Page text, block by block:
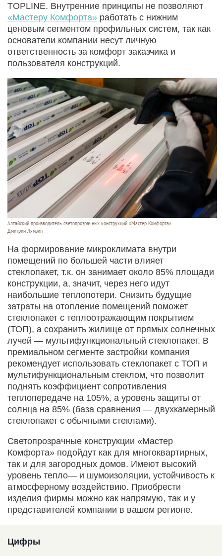
TOPLINE. Внутренние принципы не позволяют
«Мастеру Комфорта» работать с нижним
ценовым сегментом профильных систем, так как
основатели компании несут личную
ответственность за комфорт заказчика и
пользователя конструкций.
Алтайский производитель светопрозрачных конструкций «Мастер Комфорта».
Дмитрий Лямзин
На формирование микроклимата внутри
помещений по большей части влияет
стеклопакет, т.к. он занимает около 85% площади
конструкции, а, значит, через него идут
наибольшие теплопотери. Снизить будущие
затраты на отопление помещений поможет
стеклопакет с теплоотражающим покрытием
(ТОП), а сохранить жилище от прямых солнечных
лучей — мультифункциональный стеклопакет. В
премиальном сегменте застройки компания
рекомендует использовать стеклопакет с ТОП и
мультифункциональным стеклом, что позволит
поднять коэффициент сопротивления
теплопередаче на 105%, а уровень защиты от
солнца на 85% (база сравнения — двухкамерный
стеклопакет с обычными стеклами).
Светопрозрачные конструкции «Мастер
Комфорта» подойдут как для многоквартирных,
так и для загородных домов. Имеют высокий
уровень тепло— и шумоизоляции, устойчивость к
атмосферному воздействию. Приобрести
изделия фирмы можно как напрямую, так и у
представителей компании в вашем регионе.
Цифры